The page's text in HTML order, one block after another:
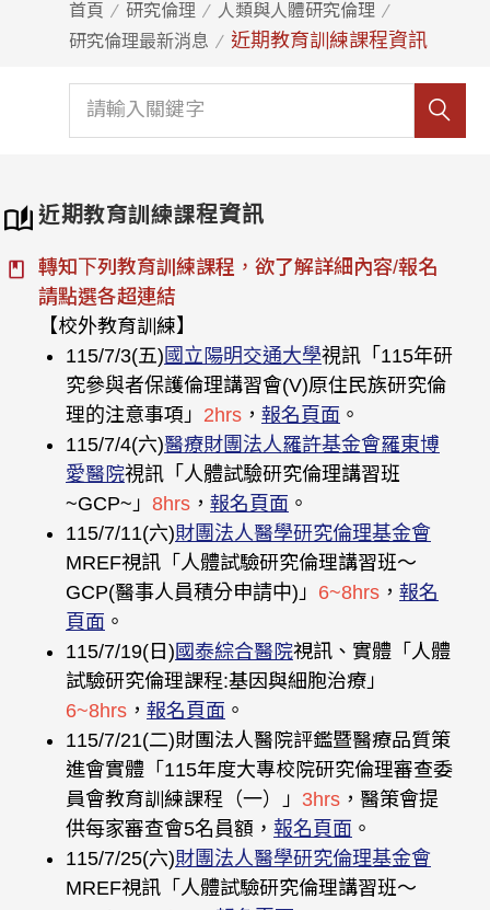
首頁 研究倫理
人類與人體研究倫理
研究倫理最新消息
近期教育訓練課程資訊
近期教育訓練課程資訊
轉知下列教育訓練課程，欲了解詳細內容/報名
請點選各超連結
【校外教育訓練】
115/7/3(五) 國立陽明交通大學視訊「115年研
究參與者保護倫理講習會(V)原住民族研究倫
理的注意事項」 2hrs ， 報名頁面 。
115/7/4(六)醫療財團法人羅許基金會羅東博
愛醫院視訊「人體試驗研究倫理講習班
~GCP~」 8hrs ， 報名頁面 。
115/7/11(六)財團法人醫學研究倫理基金會
MREF視訊「人體試驗研究倫理講習班〜
GCP(醫事人員積分申請中)」 6~8hrs ， 報名
頁面 。
115/7/19(日)國泰綜合醫院視訊、實體「人體
試驗研究倫理課程:基因與細胞治療」
6~8hrs ， 報名頁面 。
115/7/21(二)財團法人醫院評鑑暨醫療品質策
進會實體「115年度大專校院研究倫理審查委
員會教育訓練課程（一）」 3hrs ，醫策會提
供每家審查會5名員額， 報名頁面 。
115/7/25(六)財團法人醫學研究倫理基金會
MREF視訊「人體試驗研究倫理講習班〜